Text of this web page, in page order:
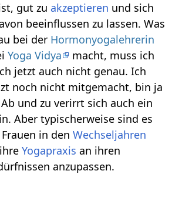
gut zu akzeptieren und sich
beeinflussen zu lassen. Was
bei der Hormonyogalehrerin
Yoga Vidya
macht, muss ich
jetzt auch nicht genau. Ich
noch nicht mitgemacht, bin ja
und zu verirrt sich auch ein
Aber typischerweise sind es
in denWechseljahren
Yogapraxis an ihren
anzupassen.